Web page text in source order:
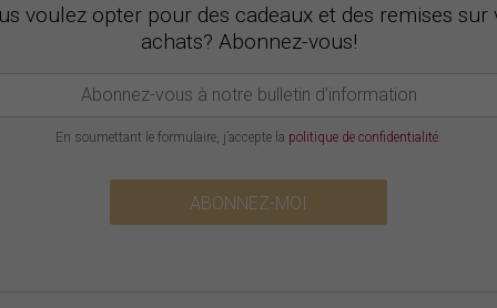
voulez opter pour des cadeaux et des remises sur
achats? Abonnez-vous!
En soumettant le formulaire, j’accepte la politique de confidentialité
ABONNEZ-MOI